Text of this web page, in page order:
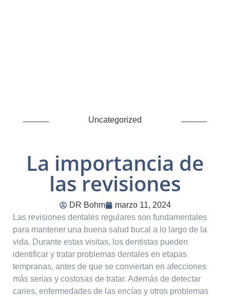
Uncategorized
La importancia de
las revisiones
DR Bohm
marzo 11, 2024
Las revisiones dentales regulares son fundamentales
para mantener una buena salud bucal a lo largo de la
vida. Durante estas visitas, los dentistas pueden
identificar y tratar problemas dentales en etapas
tempranas, antes de que se conviertan en afecciones
más serias y costosas de tratar. Además de detectar
caries, enfermedades de las encías y otros problemas